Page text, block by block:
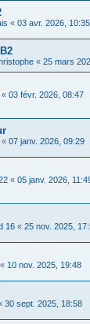
« 03 avr. 2026, 10:35
« 25 mars
« 03 févr. 2026, 08:47
« 07 janv. 2026, 09:29
« 05 janv. 2026,
16 « 25 nov. 2025,
« 10 nov. 2025, 19:48
30 sept. 2025, 18:58